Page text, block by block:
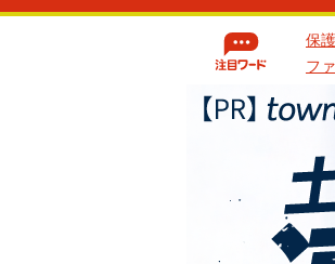
保
フ